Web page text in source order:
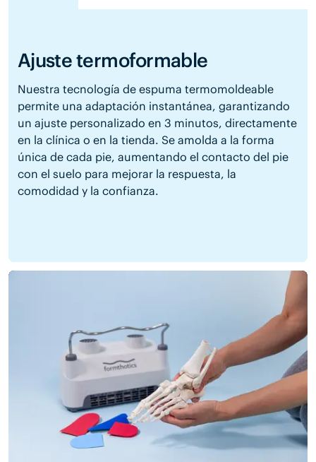
Ajuste termoformable
Nuestra tecnología de espuma termomoldeable
permite una adaptación instantánea, garantizando
un ajuste personalizado en 3 minutos, directamente
en la clínica o en la tienda. Se amolda a la forma
única de cada pie, aumentando el contacto del pie
con el suelo para mejorar la respuesta, la
comodidad y la confianza.